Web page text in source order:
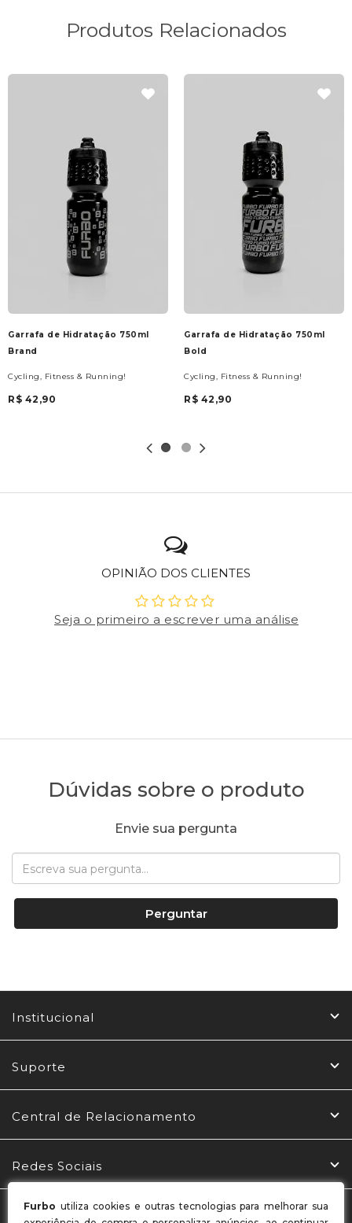
Furbo utiliza cookies e outras tecnologias para melhorar sua
Produtos Relacionados
Garrafa de Hidratação 750ml
Brand
Cycling, Fitness & Running!
R$ 42,90
Garrafa de Hidratação 750ml
Bold
Cycling, Fitness & Running!
R$ 42,90
OPINIÃO DOS CLIENTES
Seja o primeiro a escrever uma análise
Dúvidas sobre o produto
Envie sua pergunta
Perguntar
Institucional
Suporte
Central de Relacionamento
Redes Sociais
Formas de Pagamento